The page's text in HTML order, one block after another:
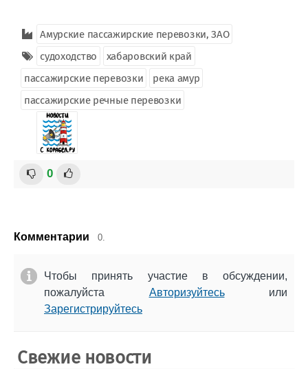
Амурские пассажирские перевозки, ЗАО
судоходство
хабаровский край
пассажирские перевозки
река амур
пассажирские речные перевозки
0
Комментарии 0.
Чтобы принять участие в обсуждении,
пожалуйста Авторизуйтесьили
Зарегистрируйтесь
Свежие новости